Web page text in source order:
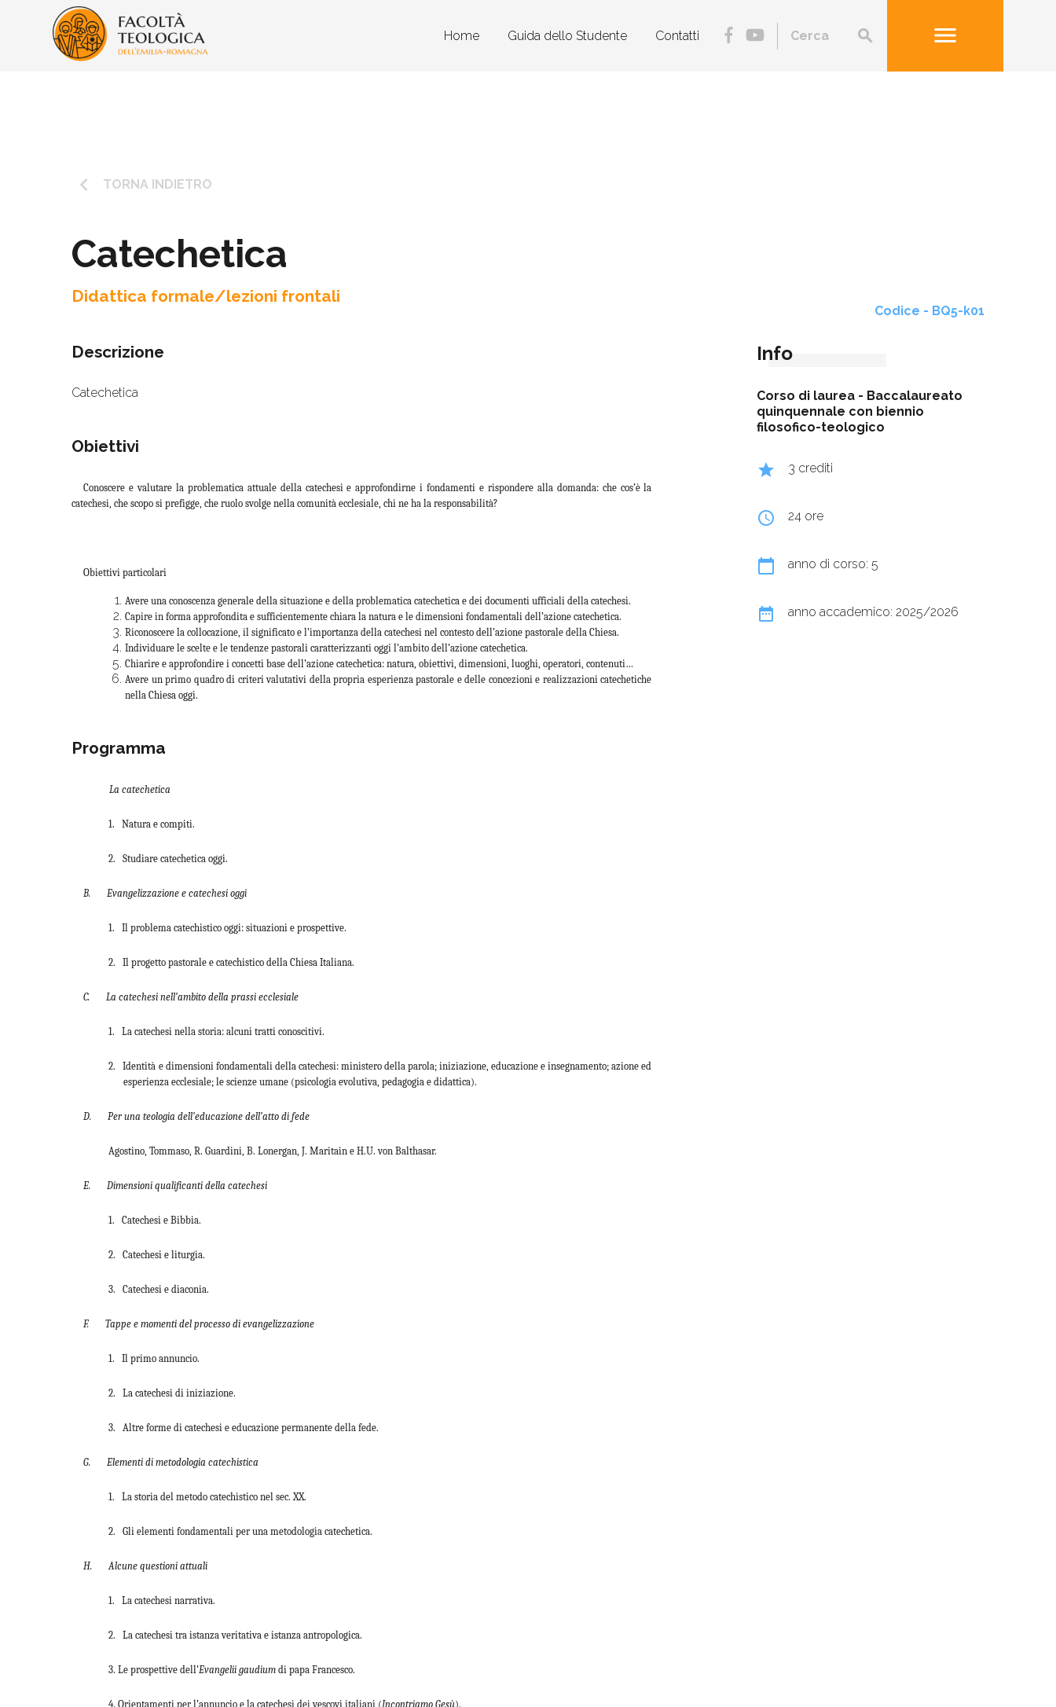
Home Guida dello Studente Contatti search menu
keyboard_arrow_left TORNA INDIETRO
Catechetica
Didattica formale/lezioni frontali
Codice - BQ5-k01
Descrizione
Catechetica
Obiettivi
Conoscere e valutare la problematica attuale della catechesi e approfondirne i fondamenti e rispondere alla domanda: che cos’è la
catechesi, che scopo si prefigge, che ruolo svolge nella comunità ecclesiale, chi ne ha la responsabilità?
Obiettivi particolari
Avere una conoscenza generale della situazione e della problematica catechetica e dei documenti ufficiali della catechesi.
Capire in forma approfondita e sufficientemente chiara la natura e le dimensioni fondamentali dell’azione catechetica.
Riconoscere la collocazione, il significato e l’importanza della catechesi nel contesto dell’azione pastorale della Chiesa.
Individuare le scelte e le tendenze pastorali caratterizzanti oggi l’ambito dell’azione catechetica.
Chiarire e approfondire i concetti base dell’azione catechetica: natura, obiettivi, dimensioni, luoghi, operatori, contenuti…
Avere un primo quadro di criteri valutativi della propria esperienza pastorale e delle concezioni e realizzazioni catechetiche
nella Chiesa oggi.
Programma
La catechetica
1. Natura e compiti.
2. Studiare catechetica oggi.
B. Evangelizzazione e catechesi oggi
1. Il problema catechistico oggi: situazioni e prospettive.
2. Il progetto pastorale e catechistico della Chiesa Italiana.
C. La catechesi nell’ambito della prassi ecclesiale
1. La catechesi nella storia: alcuni tratti conoscitivi.
2. Identità e dimensioni fondamentali della catechesi: ministero della parola; iniziazione, educazione e insegnamento; azione ed
esperienza ecclesiale; le scienze umane (psicologia evolutiva, pedagogia e didattica).
D. Per una teologia dell’educazione dell’atto di fede
Agostino, Tommaso, R. Guardini, B. Lonergan, J. Maritain e H.U. von Balthasar.
E. Dimensioni qualificanti della catechesi
1. Catechesi e Bibbia.
2. Catechesi e liturgia.
3. Catechesi e diaconia.
F. Tappe e momenti del processo di evangelizzazione
1. Il primo annuncio.
2. La catechesi di iniziazione.
3. Altre forme di catechesi e educazione permanente della fede.
G. Elementi di metodologia catechistica
1. La storia del metodo catechistico nel sec. XX.
2. Gli elementi fondamentali per una metodologia catechetica.
H. Alcune questioni attuali
1. La catechesi narrativa.
2. La catechesi tra istanza veritativa e istanza antropologica.
3. Le prospettive dell’Evangelii gaudiumdi papa Francesco.
4. Orientamenti per l’annuncio e la catechesi dei vescovi italiani (Incontriamo Gesù).
Info
Corso di laurea - Baccalaureato
quinquennale con biennio
filosofico-teologico
grade 3 crediti
query_builder 24 ore
calendar_today anno di corso: 5
date_range anno accademico: 2025/2026